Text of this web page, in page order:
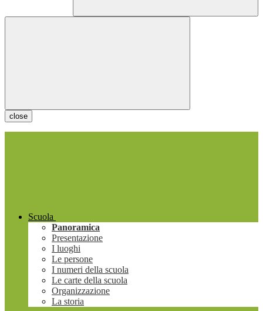
close
Scuola
Panoramica
Presentazione
I luoghi
Le persone
I numeri della scuola
Le carte della scuola
Organizzazione
La storia